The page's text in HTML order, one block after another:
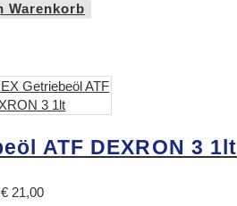
Warenkorb
ATF DEXRON 3 1lt
€ 21,00